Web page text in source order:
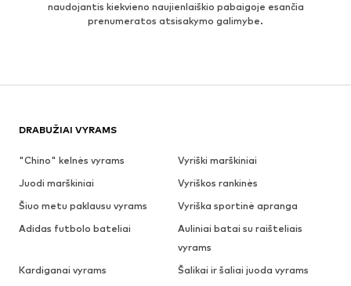
naudojantis kiekvieno naujienlaiškio pabaigoje esančia
prenumeratos atsisakymo galimybe.
DRABUŽIAI VYRAMS
"Chino" kelnės vyrams
Vyriški marškiniai
Juodi marškiniai
Vyriškos rankinės
Šiuo metu paklausu vyrams
Vyriška sportinė apranga
Adidas futbolo bateliai
Auliniai batai su raišteliais
vyrams
Kardiganai vyrams
Šalikai ir šaliai juoda vyrams